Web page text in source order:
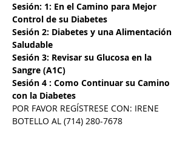
Sesión: 1: En el Camino para Mejor
Control de su Diabetes
Sesión 2: Diabetes y una Alimentación
Saludable
Sesión 3: Revisar su Glucosa en la
Sangre (A1C)
Sesión 4 : Como Continuar su Camino
con la Diabetes
POR FAVOR REGÍSTRESE CON: IRENE
BOTELLO AL (714) 280-7678